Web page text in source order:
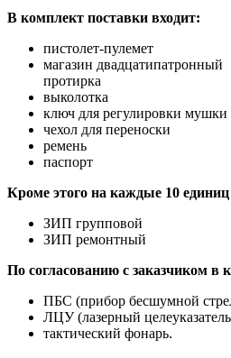
В комплект поставки входит:
пистолет-пулемет
магазин двадцатипатронный
протирка
выколотка
ключ для регулировки мушки
чехол для переноски
ремень
паспорт
Кроме этого на каждые 10
ЗИП групповой
ЗИП ремонтный
По согласованию с заказчиком
ПБС (прибор бесшумной
ЛЦУ (лазерный
тактический фонарь.